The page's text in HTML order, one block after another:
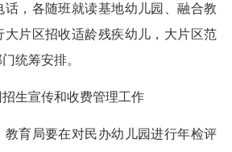
话，各随班就读基地幼儿园、融合教
大片区招收适龄残疾幼儿，大片区范
统筹安排。
生宣传和收费管理工作
育局要在对民办幼儿园进行年检评